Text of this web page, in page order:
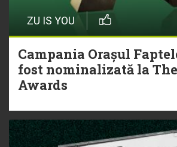
ZU IS YOU
Campania Orașul
fost nominalizată la
Awards